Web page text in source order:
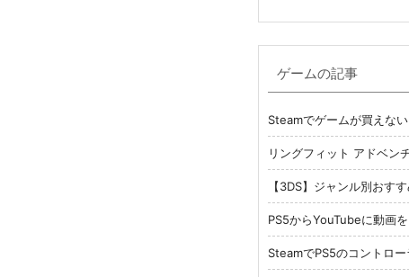
ゲームの記事
Steamでゲームが買えな
リングフィット アドベン
【3DS】ジャンル別おす
PS5からYouTubeに動画
SteamでPS5のコントロ